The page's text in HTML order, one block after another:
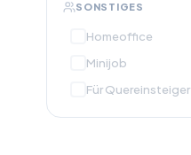
SONSTIGES
Homeoffice
Minijob
Für Quereinsteiger